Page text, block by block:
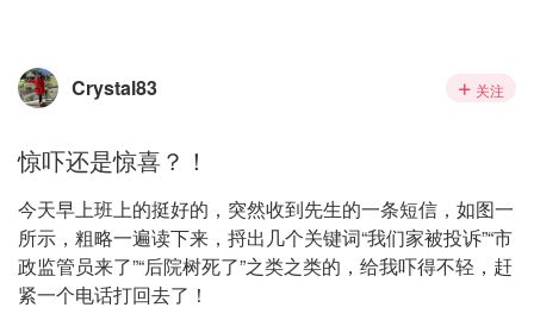
Crystal83 关注
惊吓还是惊喜？！
今天早上班上的挺好的，突然收到先生的一条短信，如图一
所示，粗略一遍读下来，捋出几个关键词“我们家被投诉”“市
政监管员来了”“后院树死了”之类之类的，给我吓得不轻，赶
紧一个电话打回去了！